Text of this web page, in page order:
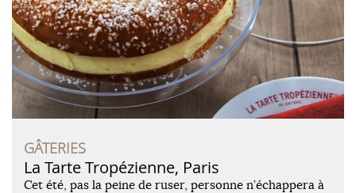
GÂTERIES
La Tarte Tropézienne, Paris
Cet été, pas la peine de ruser, personne n’échappera à